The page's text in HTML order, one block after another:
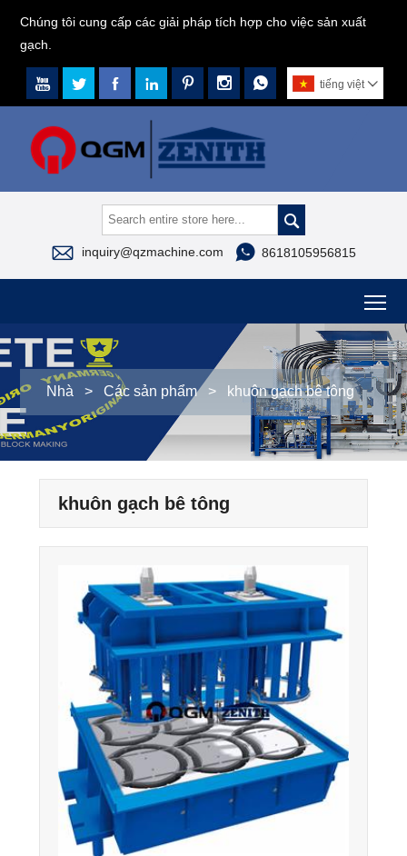
Chúng tôi cung cấp các giải pháp tích hợp cho việc sản xuất
gạch.
       tiếng việt 

 inquiry@qzmachine.com  8618105956815
Nhà > Các sản phẩm > khuôn gạch bê tông
khuôn gạch bê tông